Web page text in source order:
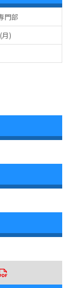
門部
)